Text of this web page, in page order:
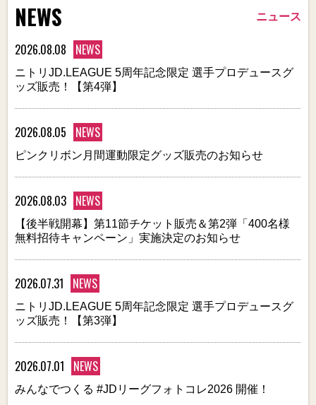
NEWS ニュース
2026.08.08 NEWS
ニトリJD.LEAGUE 5周年記念限定 選手プロデュースグ
ッズ販売！【第4弾】
2026.08.05 NEWS
ピンクリボン月間運動限定グッズ販売のお知らせ
2026.08.03 NEWS
【後半戦開幕】第11節チケット販売＆第2弾「400名様
無料招待キャンペーン」実施決定のお知らせ
2026.07.31 NEWS
ニトリJD.LEAGUE 5周年記念限定 選手プロデュースグ
ッズ販売！【第3弾】
2026.07.01 NEWS
みんなでつくる #JDリーグフォトコレ2026 開催！